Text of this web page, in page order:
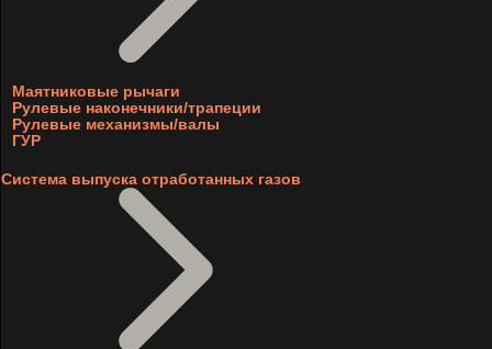
Маятниковые рычаги
Рулевые наконечники/трапеции
Рулевые механизмы/валы
ГУР
Система выпуска отработанных газов